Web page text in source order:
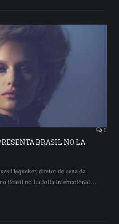
0
BRASIL NO LA
Dequeker, diretor de cena da
o Brasil no La Jolla International…